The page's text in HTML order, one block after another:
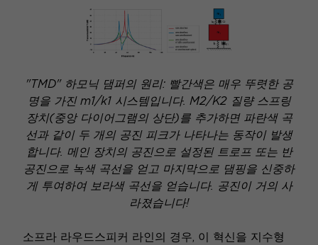
"TMD" 하모닉 댐퍼의 원리: 빨간색은 매우 뚜렷한 공
명을 가진 m1/k1 시스템입니다. M2/K2 질량 스프링
장치(중앙 다이어그램의 상단)를 추가하면 파란색 곡
선과 같이 두 개의 공진 피크가 나타나는 동작이 발생
합니다. 메인 장치의 공진으로 설정된 트로프 또는 반
공진으로 녹색 곡선을 얻고 마지막으로 댐핑을 신중하
게 투여하여 보라색 곡선을 얻습니다. 공진이 거의 사
라졌습니다!
소프라 라우드스피커 라인의 경우, 이 혁신을 지수형